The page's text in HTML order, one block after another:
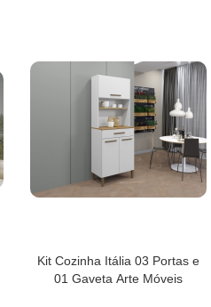
Kit Cozinha Itália 03 Portas e
01 Gaveta Arte Móveis